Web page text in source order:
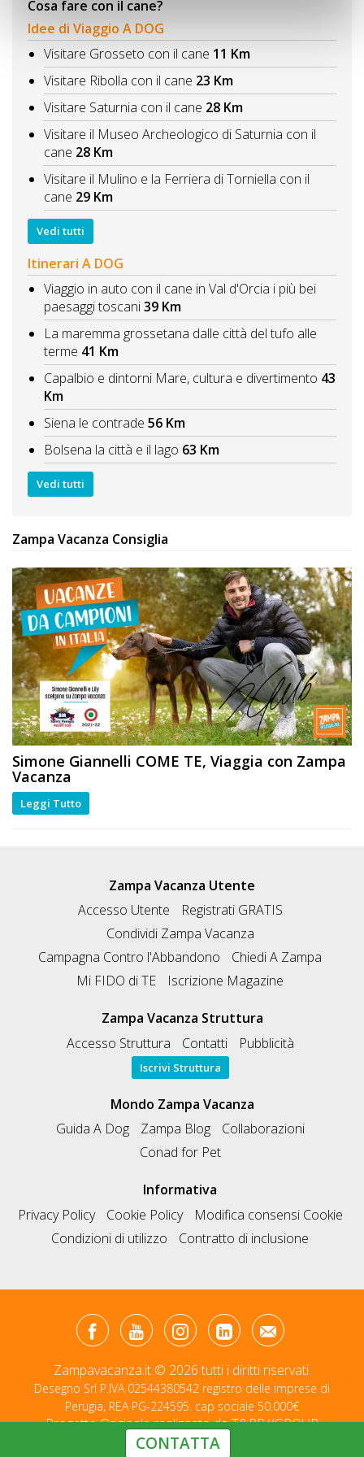
Cosa fare con il cane?
Idee di Viaggio A DOG
Visitare Grosseto con il cane 11 Km
Visitare Ribolla con il cane 23 Km
Visitare Saturnia con il cane 28 Km
Visitare il Museo Archeologico di Saturnia con il
cane 28 Km
Visitare il Mulino e la Ferriera di Torniella con il
cane 29 Km
Vedi tutti
Itinerari A DOG
Viaggio in auto con il cane in Val d'Orcia i più bei
paesaggi toscani39 Km
La maremma grossetana dalle città del tufo alle
terme 41 Km
Capalbio e dintorni Mare, cultura e divertimento 43
Km
Siena le contrade 56 Km
Bolsena la città e il lago 63 Km
Vedi tutti
Zampa Vacanza Consiglia
Simone Giannelli COME TE, Viaggia con Zampa
Vacanza
Leggi Tutto
CONTATTA
Zampa Vacanza Utente
Accesso Utente
Registrati GRATIS
Condividi Zampa Vacanza
Campagna Contro l'Abbandono
Chiedi A Zampa
Mi FIDO di TE
Iscrizione Magazine
Zampa Vacanza Struttura
Accesso Struttura
Contatti Pubblicità
Iscrivi Struttura
Mondo Zampa Vacanza
Guida A Dog
Zampa Blog
Collaborazioni
Conad for Pet
Informativa
Privacy Policy
Cookie Policy
Modifica consensi Cookie
Condizioni di utilizzo
Contratto di inclusione
Zampavacanza.it © 2026 tutti i diritti riservati.
Desegno Srl P.IVA 02544380542 registro delle imprese di
Perugia, REA PG-224595. cap sociale 50.000€
Progetto Originale realizzato daT&RB//GROUP